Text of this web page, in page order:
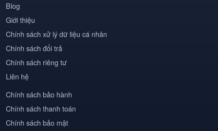
Blog
Giới thiệu
Chính sách xử lý dữ liệu cá nhân
Chính sách đổi trả
Chính sách riêng tư
Liên hệ
Chính sách bảo hành
Chính sách thanh toán
Chính sách bảo mật